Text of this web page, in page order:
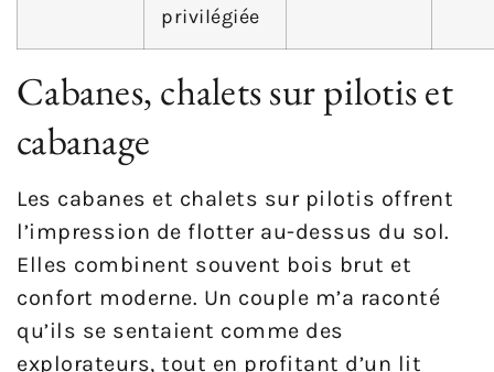
privilégiée
Cabanes, chalets sur pilotis et
cabanage
Les cabanes et chalets sur pilotis offrent
l’impression de flotter au-dessus du sol.
Elles combinent souvent bois brut et
confort moderne. Un couple m’a raconté
qu’ils se sentaient comme des
explorateurs, tout en profitant d’un lit